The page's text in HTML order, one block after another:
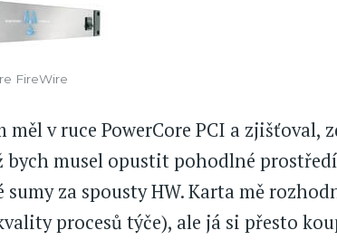
FireWire
měl v ruce PowerCore PCI a zjišťoval,
bych musel opustit pohodlné
za spousty HW. Karta mě
procesů týče), ale já si přesto